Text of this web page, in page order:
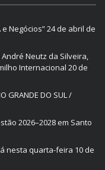
Negócios”24 de abril de
André Neutz da Silveira,
Internacional 20 de
GRANDE DO SUL /
2026–2028 em Santo
nesta quarta-feira 10 de